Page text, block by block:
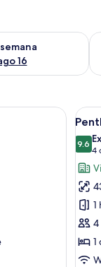
16
para este fin
y una pequeña
moderna con un sofá,
Abrir
las
de
15
9.69.64
(4
1
4
1